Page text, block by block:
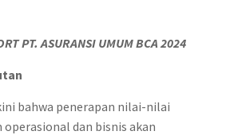
PT. ASURANSI UMUM BCA 2024
bahwa penerapan nilai-nilai
dan bisnis akan